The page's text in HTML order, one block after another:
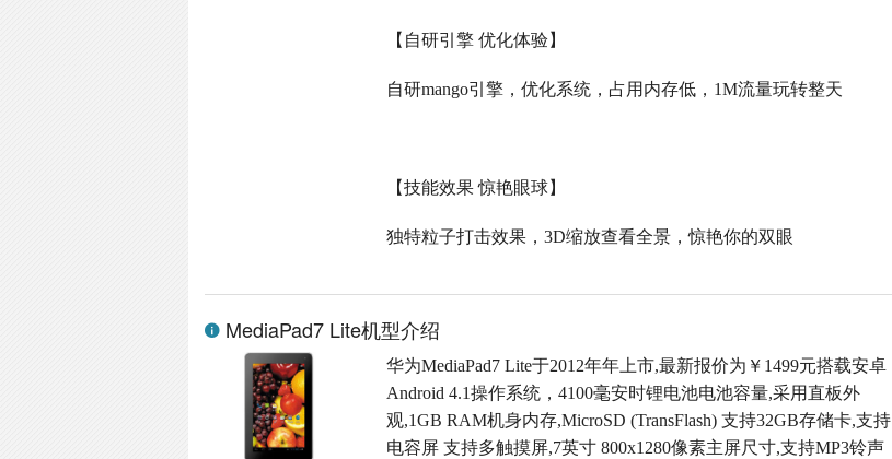
【自研引擎 优化体验】
自研mango引擎，优化系统，占用内存低， 1M流量玩转整天
【技能效果 惊艳眼球】
独特粒子打击效果，3D缩放查看全景，惊艳你的双眼
MediaPad7 Lite机型介绍
华为MediaPad7 Lite于2012年年上市,最新报价为￥1499元搭载安卓
Android 4.1操作系统，4100毫安时锂电池电池容量,采用直板外
观,1GB RAM机身内存,MicroSD (TransFlash) 支持32GB存储卡,支持
电容屏 支持多触摸屏,7英寸 800x1280像素主屏尺寸,支持MP3铃声